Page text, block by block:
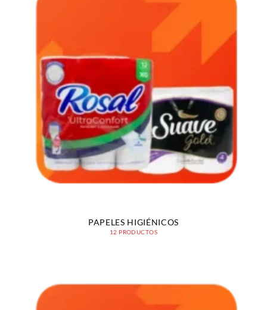
PAPELES HIGIÉNICOS
12 PRODUCTOS